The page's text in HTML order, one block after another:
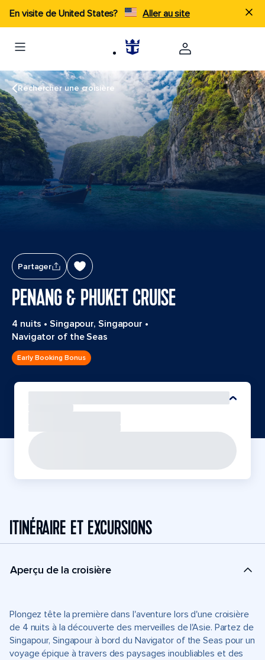
En visite de United States? Aller au site
Rechercher une croisière
Partager
PENANG & PHUKET CRUISE
4 nuits •Singapour, Singapour •
Navigator of the Seas
Early Booking Bonus
ITINÉRAIRE ET EXCURSIONS
Aperçu de la croisière
Plongez tête la première dans l'aventure lors d'une croisière
de 4 nuits à la découverte des merveilles de l'Asie. Partez de
Singapour, Singapour à bord du Navigator of the Seas pour un
voyage épique à travers des paysages inoubliables et des